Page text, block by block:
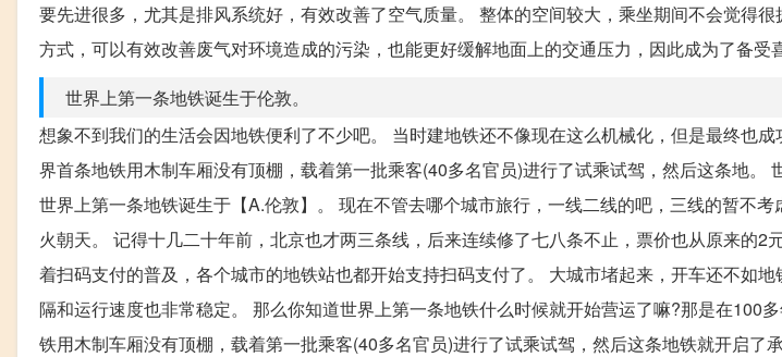
要先进很多，尤其是排风系统好，有效改善了空气质量。 整体的空间较大，乘坐期间不会觉得
方式，可以有效改善废气对环境造成的污染，也能更好缓解地面上的交通压力，因此成为了备受
世界上第一条地铁诞生于伦敦。
想象不到我们的生活会因地铁便利了不少吧。 当时建地铁还不像现在这么机械化，但是最终也
界首条地铁用木制车厢没有顶棚，载着第一批乘客(40多名官员)进行了试乘试驾，然后这条地。
世界上第一条地铁诞生于【A.伦敦】。 现在不管去哪个城市旅行，一线二线的吧，三线的暂不
火朝天。 记得十几二十年前，北京也才两三条线，后来连续修了七八条不止，票价也从原来的2
着扫码支付的普及，各个城市的地铁站也都开始支持扫码支付了。 大城市堵起来，开车还不如
隔和运行速度也非常稳定。 那么你知道世界上第一条地铁什么时候就开始营运了嘛?那是在100
铁用木制车厢没有顶棚，载着第一批乘客(40多名官员)进行了试乘试驾，然后这条地铁就开启了